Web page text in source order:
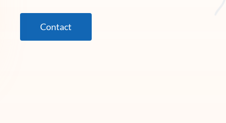
Contact